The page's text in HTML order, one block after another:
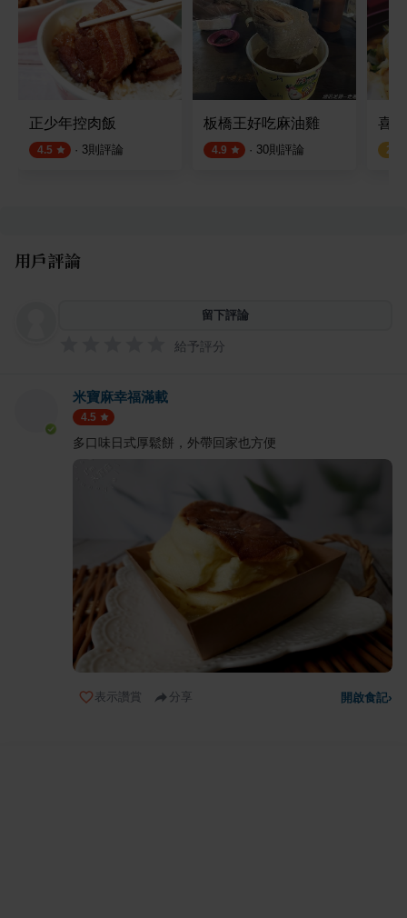
正少年控肉飯
4.5 · 3則評論
板橋王好吃麻油雞
4.9 · 30則評論
喜
2.2
用戶評論
留下評論
給予評分
米寶麻幸福滿載
4.5
多口味日式厚鬆餅，外帶回家也方便
表示讚賞 分享 開啟食記›